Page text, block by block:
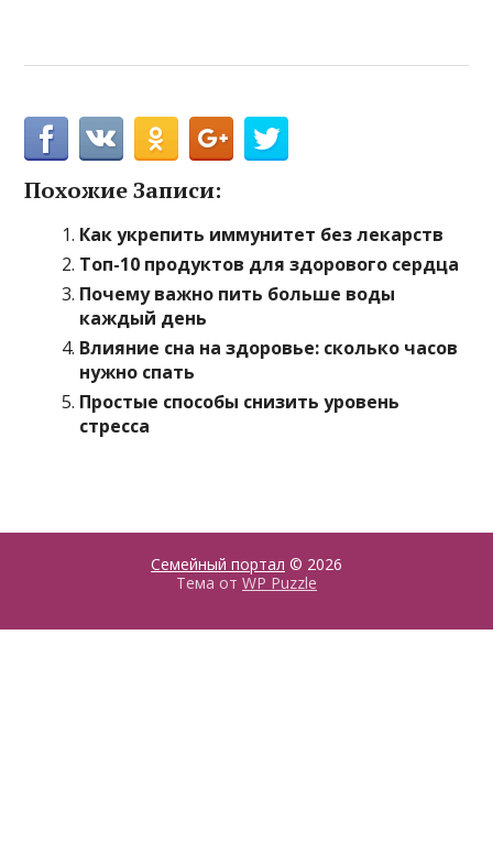
Похожие Записи:
Как укрепить иммунитет без лекарств
Топ-10 продуктов для здорового сердца
Почему важно пить больше воды
каждый день
Влияние сна на здоровье: сколько часов
нужно спать
Простые способы снизить уровень
стресса
Семейный портал © 2026
Тема от WP Puzzle